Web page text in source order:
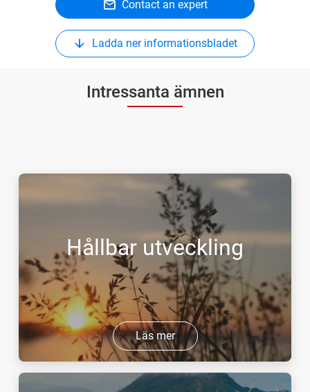
Contact an expert
Ladda ner informationsbladet
Intressanta ämnen
Hållbar utveckling
Läs mer